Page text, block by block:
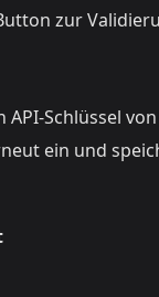
zur
API-Schlüssel von
ein und